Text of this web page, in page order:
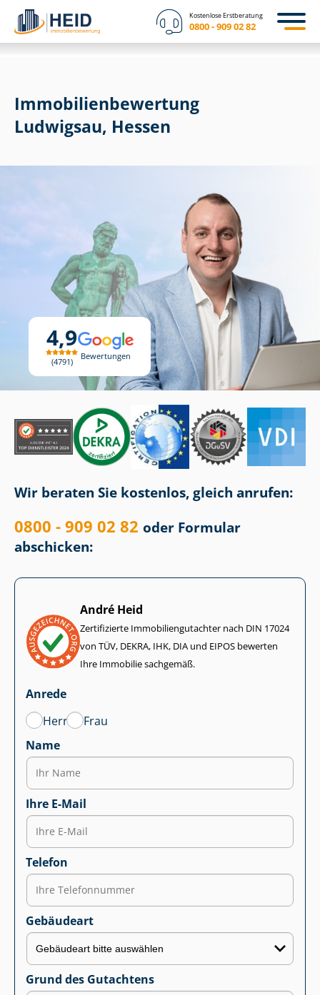
Kostenlose Erstberatung
0800 - 909 02 82
4,9
4791
Bewertungen
Immobilien­bewertung
Ludwigsau, Hessen
Wir beraten Sie kostenlos, gleich anrufen:
0800 - 909 02 82 oder Formular
abschicken:
André Heid
Zertifizierte Im­mo­bi­li­en­gut­ach­ter nach DIN 17024
von TÜV, DEKRA, IHK, DIA und EIPOS bewerten
Ihre Immobilie sachgemäß.
Anrede
Herr
Frau
Name
Ihre E-Mail
Telefon
Gebäudeart
Grund des Gutachtens